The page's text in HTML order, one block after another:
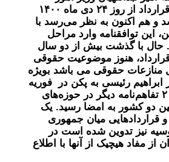
خارجه ایران، این قرارداد از روز ۲۴ دی ماه ۱۴۰۰
وارد فاز اجرایی شد و هم اکنون به نظر می‎‌رسد با
این توافقنامه وارد مراحل
حال با گذشت بیش از دو سال
قرارداد، هنوز موضوعیت حقوقی
منازعات حقوقی می باشد بویژه
ابراهیم رئیسی به پکن در فوریه
سال جاری تعداد ۲۰ تفاهم‌نامه دیگر در حوزه‌های
دو کشور به امضا رسید. یک
و قراردادهایی میان جمهوری
نیز تدوین شده است در
از مفاد هیچیک از آنها با اطلاع